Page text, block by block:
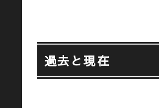
過去と現在